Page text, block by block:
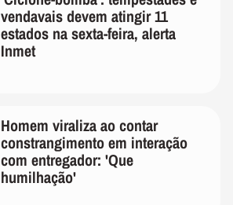
vendavais devem atingir 11
estados na sexta-feira, alerta
Inmet
Homem viraliza ao contar
constrangimento em interação
com entregador: 'Que
humilhação'